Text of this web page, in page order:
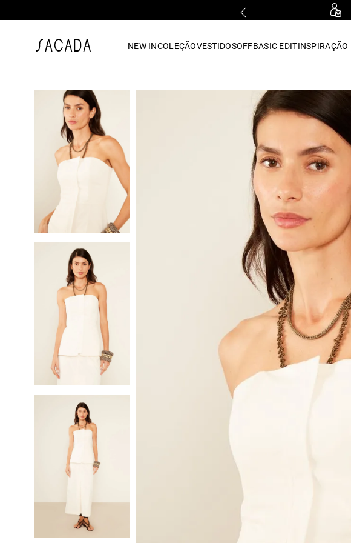
NEW INCOLEÇÃOVESTIDOSOFFBASIC EDITINSPIRAÇÃO
vestido midi
vestido longo